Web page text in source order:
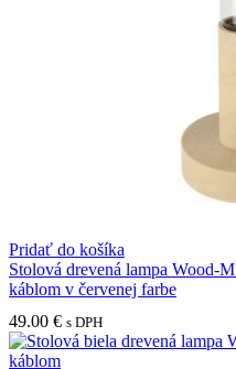
Pridať do košíka
Stolová drevená lampa Wood-
káblom v červenej farbe
49.00 € s DPH